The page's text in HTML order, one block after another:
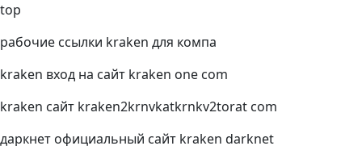
top
рабочие ссылки kraken для компа
kraken вход на сайт kraken one com
kraken сайт kraken2krnvkatkrnkv2torat com
даркнет официальный сайт kraken darknet